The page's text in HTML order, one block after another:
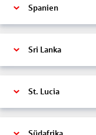
Spanien
Sri Lanka
St. Lucia